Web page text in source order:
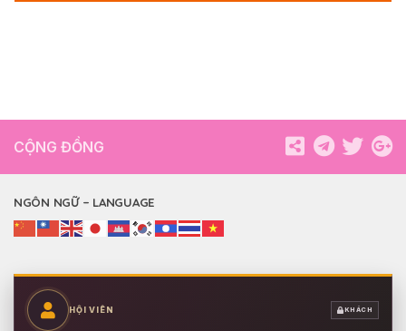
CỘNG ĐỒNG
NGÔN NGỮ – LANGUAGE
HỘI VIÊN KHÁCH